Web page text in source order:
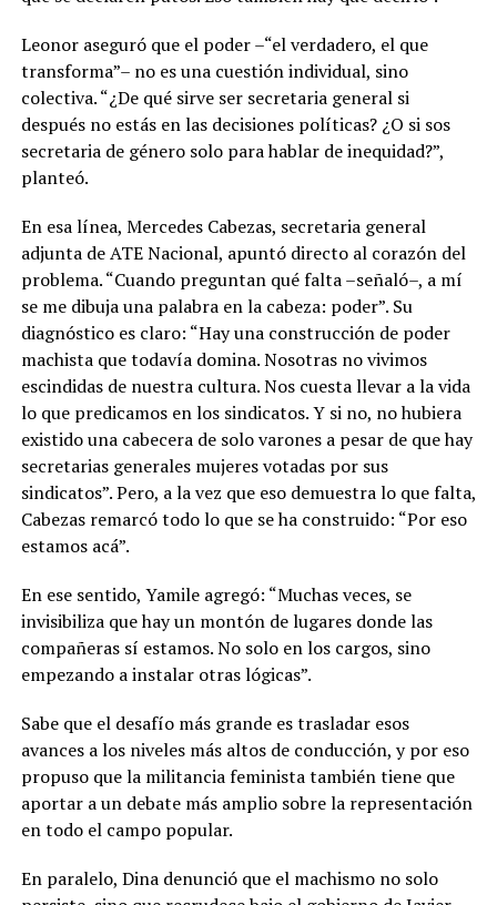
Leonor aseguró que el poder –“el verdadero, el que
transforma”– no es una cuestión individual, sino
colectiva. “¿De qué sirve ser secretaria general si
después no estás en las decisiones políticas? ¿O si sos
secretaria de género solo para hablar de inequidad?”,
planteó.
En esa línea, Mercedes Cabezas, secretaria general
adjunta de ATE Nacional, apuntó directo al corazón del
problema. “Cuando preguntan qué falta –señaló–, a mí
se me dibuja una palabra en la cabeza: poder”. Su
diagnóstico es claro: “Hay una construcción de poder
machista que todavía domina. Nosotras no vivimos
escindidas de nuestra cultura. Nos cuesta llevar a la vida
lo que predicamos en los sindicatos. Y si no, no hubiera
existido una cabecera de solo varones a pesar de que hay
secretarias generales mujeres votadas por sus
sindicatos”. Pero, a la vez que eso demuestra lo que falta,
Cabezas remarcó todo lo que se ha construido: “Por eso
estamos acá”.
En ese sentido, Yamile agregó: “Muchas veces, se
invisibiliza que hay un montón de lugares donde las
compañeras sí estamos. No solo en los cargos, sino
empezando a instalar otras lógicas”.
Sabe que el desafío más grande es trasladar esos
avances a los niveles más altos de conducción, y por eso
propuso que la militancia feminista también tiene que
aportar a un debate más amplio sobre la representación
en todo el campo popular.
En paralelo, Dina denunció que el machismo no solo